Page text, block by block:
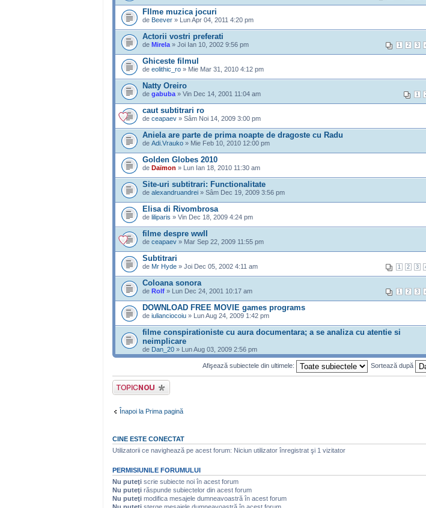
FIlme muzica jocuri
de Beever » Lun Apr 04, 2011 4:20 pm
Actorii vostri preferati
1 2 3
de Mirela » Joi Ian 10, 2002 9:56 pm
Ghiceste filmul
de eolithic_ro » Mie Mar 31, 2010 4:12 pm
Natty Oreiro
1
de gabuba » Vin Dec 14, 2001 11:04 am
caut subtitrari ro
de ceapaev » Sâm Noi 14, 2009 3:00 pm
Aniela are parte de prima noapte de dragoste cu Radu
de Adi.Vrauko » Mie Feb 10, 2010 12:00 pm
Golden Globes 2010
de Daïmon » Lun Ian 18, 2010 11:30 am
Site-uri subtitrari: Functionalitate
de alexandruandrei » Sâm Dec 19, 2009 3:56 pm
Elisa di Rivombrosa
de liliparis » Vin Dec 18, 2009 4:24 pm
filme despre wwII
de ceapaev » Mar Sep 22, 2009 11:55 pm
Subtitrari
1 2 3
de Mr Hyde » Joi Dec 05, 2002 4:11 am
Coloana sonora
1 2 3
de Rolf » Lun Dec 24, 2001 10:17 am
DOWNLOAD FREE MOVIE games programs
de iulianciocoiu » Lun Aug 24, 2009 1:42 pm
filme conspirationiste cu aura documentara; a se analiza cu atentie si
neimplicare
de Dan_20 » Lun Aug 03, 2009 2:56 pm
Afişează subiectele din ultimele: Sortează după
Scrie un subiect
nou
Înapoi la Prima pagină
CINE ESTE CONECTAT
Utilizatorii ce navighează pe acest forum: Niciun utilizator înregistrat şi 1 vizitator
PERMISIUNILE FORUMULUI
Nu puteţi scrie subiecte noi în acest forum
Nu puteţi răspunde subiectelor din acest forum
Nu puteţi modifica mesajele dumneavoastră în acest forum